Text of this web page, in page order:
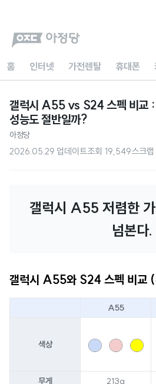
홈 인터넷 가전렌탈 휴대폰
갤럭시 A55 vs S24 스펙 비교 :
성능도 절반일까?
아정당
2026.05.29 업데이트조회 19,549스크랩
갤럭시 A55 저렴한
넘본다.
갤럭시 A55와 S24 스펙 비교 (
A55
색상
무게 213g